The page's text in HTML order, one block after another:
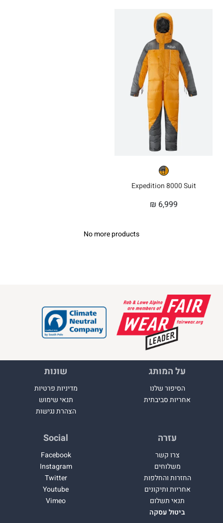
Expedition 8000 Suit
₪ 6,999
No more products
על המותג
הסיפור שלנו
אחריות סביבתית
שונות
מדיניות פרטיות
תנאי שימוש
הצהרת נגישות
עזרה
צרו קשר
משלוחים
החזרות והחלפות
אחריות ותיקונים
תנאי תשלום
ביטול עסקה
Social
Facebook
Instagram
Twitter
Youtube
Vimeo